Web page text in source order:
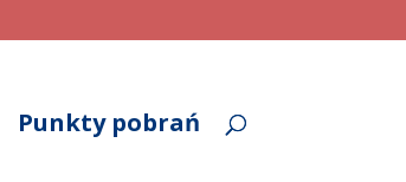
Punkty pobrań